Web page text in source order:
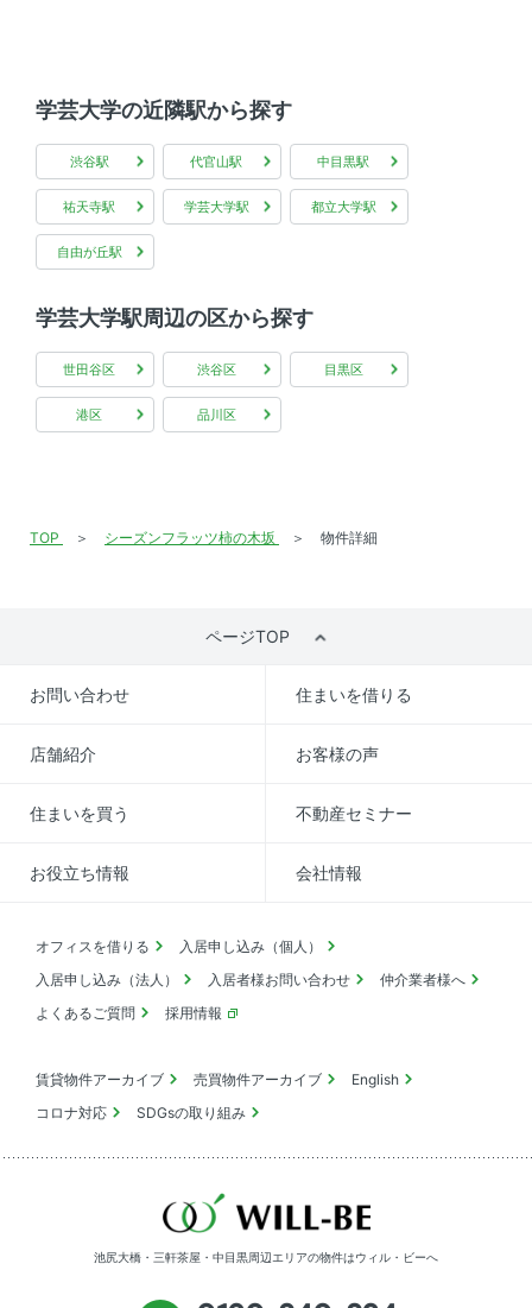
その他
インターネット無料
学芸大学の近隣駅から探す
渋谷駅 代官山駅 中目黒駅
祐天寺駅 学芸大学駅 都立大学駅
自由が丘駅
学芸大学駅周辺の区から探す
世田谷区 渋谷区 目黒区
港区 品川区
TOP シーズンフラッツ柿の木坂 物件詳細
ページTOP
お問い合わせ 住まいを借りる
店舗紹介 お客様の声
住まいを買う 不動産セミナー
お役立ち情報 会社情報
オフィスを借りる
入居申し込み（個人）
入居申し込み（法人）
入居者様お問い合わせ
仲介業者様へ
よくあるご質問
採用情報
賃貸物件アーカイブ 売買物件アーカイブ
English
コロナ対応
SDGsの取り組み
池尻大橋・三軒茶屋・中目黒周辺エリアの物件はウィル・ビーへ